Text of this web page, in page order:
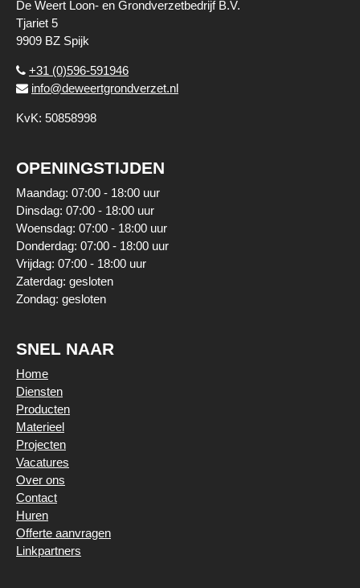
De Weert Loon- en Grondverzetbedrijf B.V.
Tjariet 5
9909 BZ Spijk
+31 (0)596-591946
info@deweertgrondverzet.nl
KvK: 50858998
OPENINGSTIJDEN
Maandag: 07:00 - 18:00 uur
Dinsdag: 07:00 - 18:00 uur
Woensdag: 07:00 - 18:00 uur
Donderdag: 07:00 - 18:00 uur
Vrijdag: 07:00 - 18:00 uur
Zaterdag: gesloten
Zondag: gesloten
SNEL NAAR
Home
Diensten
Producten
Materieel
Projecten
Vacatures
Over ons
Contact
Huren
Offerte aanvragen
Linkpartners